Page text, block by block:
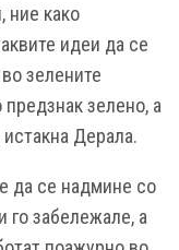
ние како
идеи да се
зелените
предзнак зелено, а
истакна Дерала.
да се надмине со
го забележале, а